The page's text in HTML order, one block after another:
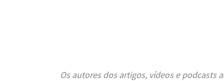
Os autores dos artigos, vídeos e